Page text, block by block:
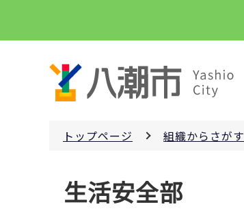
ペ
トップページ 組織からさがす
生活安全部